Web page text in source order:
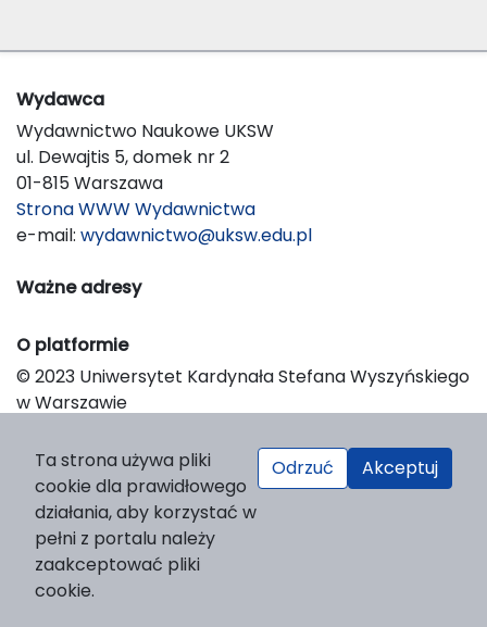
Wydawca
Wydawnictwo Naukowe UKSW
ul. Dewajtis 5, domek nr 2
01-815 Warszawa
Strona WWW Wydawnictwa
e-mail: wydawnictwo@uksw.edu.pl
Ważne adresy
O platformie
© 2023 Uniwersytet Kardynała Stefana Wyszyńskiego
w Warszawie
Platform & Workflow by OJS/PKP
Ta strona używa pliki
cookie dla prawidłowego
działania, aby korzystać w
pełni z portalu należy
zaakceptować pliki
cookie.
Odrzuć Akceptuj